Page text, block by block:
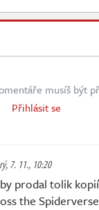
musíš být
Přihlásit se
7. 11., 10:20
prodal tolik
the